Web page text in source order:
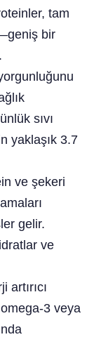
tam
bir
sıvı
yaklaşık 3.7
ve şekeri
gelir.
ve
artırıcı
3 veya